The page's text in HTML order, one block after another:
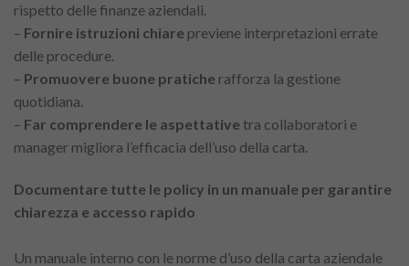
rispetto delle finanze aziendali.
– Fornire istruzioni chiare previene interpretazioni errate
delle procedure.
– Promuovere buone pratiche rafforza la gestione
quotidiana.
– Far comprendere le aspettativetra collaboratori e
manager migliora l’efficacia dell’uso della carta.
Documentare tutte le policy in un manuale per garantire
chiarezza e accesso rapido
Un manuale interno con le norme d’uso della carta aziendale